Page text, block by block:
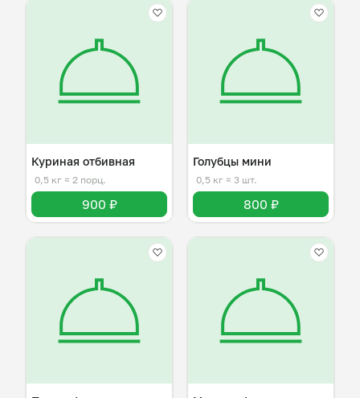
Куриная отбивная
0,5 кг ≈ 2 порц.
900 ₽
Голубцы мини
0,5 кг ≈ 3 шт.
800 ₽